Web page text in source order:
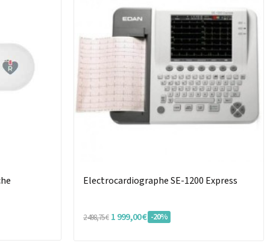
Electrocardiographe SE-1200 Express
2 498,75 € 1 999,00 € -20%